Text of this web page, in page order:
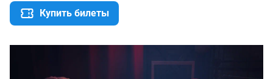
Купить билеты